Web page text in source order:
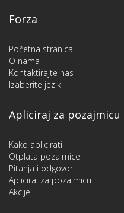
Forza
Početna stranica
O nama
Kontaktirajte nas
Izaberite jezik
Apliciraj za pozajmicu
Kako aplicirati
Otplata pozajmice
Pitanja i odgovori
Apliciraj za pozajmicu
Akcije